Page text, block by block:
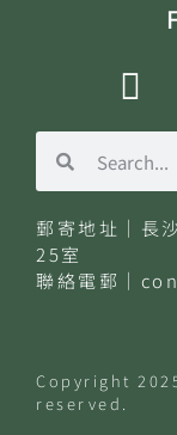
郵寄地址｜長
25室
聯絡電郵｜
Copyright
reserved.